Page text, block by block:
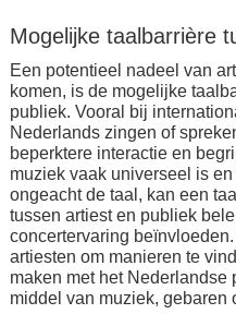
Mogelijke taalbarrière
Een potentieel nadeel van
komen, is de mogelijke
publiek. Vooral bij
Nederlands zingen of
beperktere interactie en
muziek vaak universeel is
ongeacht de taal, kan een
tussen artiest en publiek
concertervaring
artiesten om manieren te
maken met het
middel van muziek, gebaren